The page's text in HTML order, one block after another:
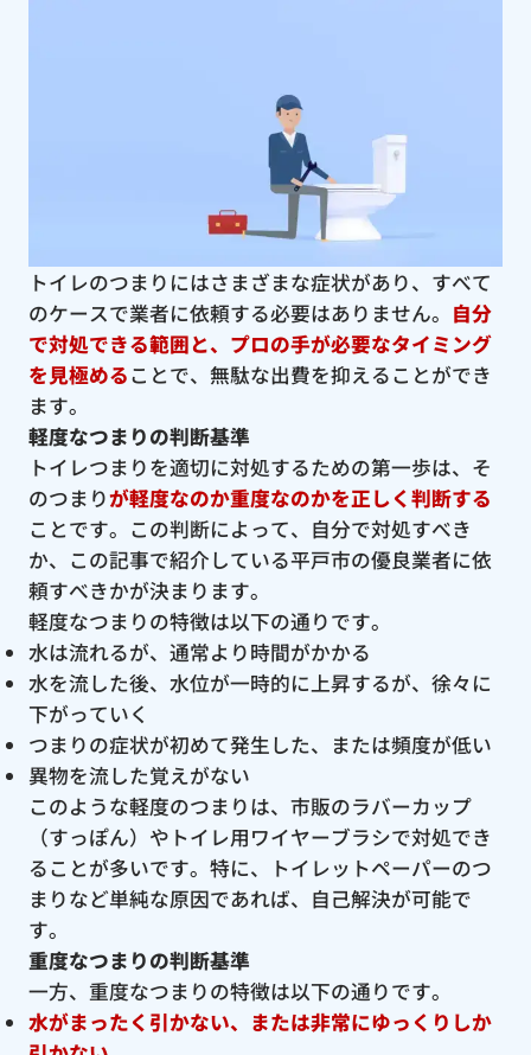
トイレのつまりにはさまざまな症状があり、すべて
のケースで業者に依頼する必要はありません。 自分
で対処できる範囲と、プロの手が必要なタイミング
を見極めることで、無駄な出費を抑えることができ
ます。
軽度なつまりの判断基準
トイレつまりを適切に対処するための第一歩は、そ
のつまりが軽度なのか重度なのかを正しく判断する
ことです。この判断によって、自分で対処すべき
か、この記事で紹介している平戸市の優良業者に依
頼すべきかが決まります。
軽度なつまりの特徴は以下の通りです。
水は流れるが、通常より時間がかかる
水を流した後、水位が一時的に上昇するが、徐々に
下がっていく
つまりの症状が初めて発生した、または頻度が低い
異物を流した覚えがない
このような軽度のつまりは、市販のラバーカップ
（すっぽん）やトイレ用ワイヤーブラシで対処でき
ることが多いです。特に、トイレットペーパーのつ
まりなど単純な原因であれば、自己解決が可能で
す。
重度なつまりの判断基準
一方、重度なつまりの特徴は以下の通りです。
水がまったく引かない、または非常にゆっくりしか